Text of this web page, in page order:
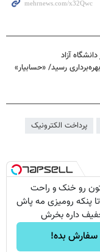
آزاد
رسید/ «حسابیار»
پرداخت الکترونیک
رو خنک و راحت
پنکه رومیزی مه پاش
داره بخرش
سفارش بده!